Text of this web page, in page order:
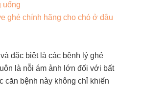
uống
ghẻ chính hãng cho chó ở đâu
đặc biệt là các bệnh lý ghẻ
là nỗi ám ảnh lớn đối với bất
căn bệnh này không chỉ khiến